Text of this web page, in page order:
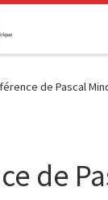
de Pascal
de